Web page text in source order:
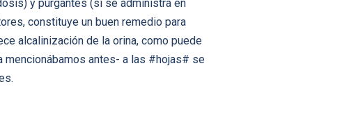
y purgantes (si se administra en
constituye un buen remedio para
alcalinización de la orina, como puede
mencionábamos antes- a las #hojas# se